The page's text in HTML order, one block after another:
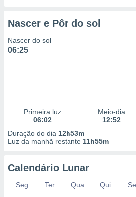
Nascer e Pôr do sol
Nascer do sol
06:25
Primeira luz
06:02
Meio-dia
12:52
Duração do dia 12h53m
Luz da manhã restante 11h55m
Calendário Lunar
Seg Ter Qua Qui